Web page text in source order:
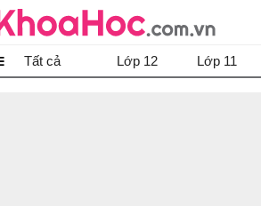
Tất cả Lớp 12 Lớp 11